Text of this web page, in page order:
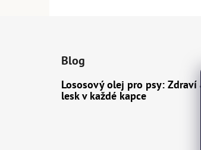
Blog
Lososový olej pro psy: Zdraví a
lesk v každé kapce